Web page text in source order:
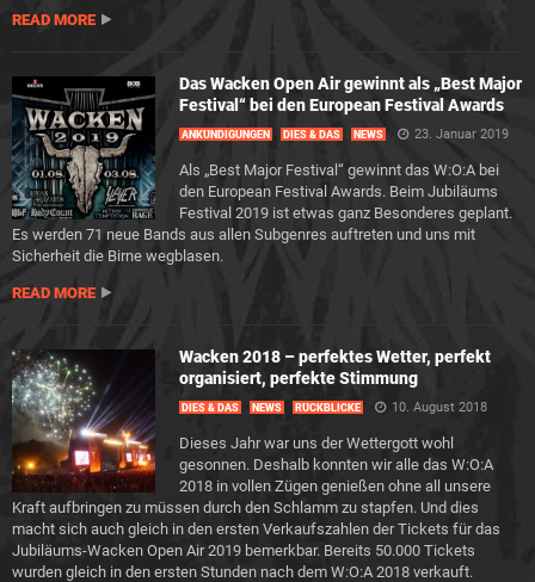
READ MORE
Das Wacken Open Air gewinnt als „Best Major
Festival“ bei den European Festival Awards
ANKÜNDIGUNGEN DIES & DAS NEWS 23. Januar 2019
Als „Best Major Festival“ gewinnt das W:O:A bei
den European Festival Awards. Beim Jubiläums
Festival 2019 ist etwas ganz Besonderes geplant.
Es werden 71 neue Bands aus allen Subgenres auftreten und uns mit
Sicherheit die Birne wegblasen.
READ MORE
Wacken 2018 – perfektes Wetter, perfekt
organisiert, perfekte Stimmung
DIES & DAS NEWS RÜCKBLICKE 10. August 2018
Dieses Jahr war uns der Wettergott wohl
gesonnen. Deshalb konnten wir alle das W:O:A
2018 in vollen Zügen genießen ohne all unsere
Kraft aufbringen zu müssen durch den Schlamm zu stapfen. Und dies
macht sich auch gleich in den ersten Verkaufszahlen der Tickets für das
Jubiläums-Wacken Open Air 2019 bemerkbar. Bereits 50.000 Tickets
wurden gleich in den ersten Stunden nach dem W:O:A 2018 verkauft.